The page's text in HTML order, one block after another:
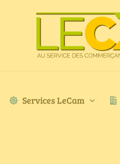
Services LeCam